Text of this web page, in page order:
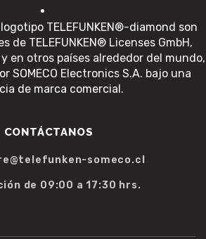
logotipo TELEFUNKEN®-diamond son
de TELEFUNKEN® Licenses GmbH,
en otros países alrededor del mundo,
SOMECO Electronics S.A. bajo una
de marca comercial.
CONTÁCTANOS
someco.cl
de 09:00 a 17:30 hrs.